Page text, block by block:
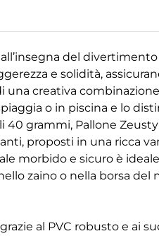
del
e solidità,
una creativa
o in piscina e lo
grammi, Pallone Zeusty
proposti in una ricca
morbido e sicuro è
zaino o nella borsa del
al PVC robusto e ai